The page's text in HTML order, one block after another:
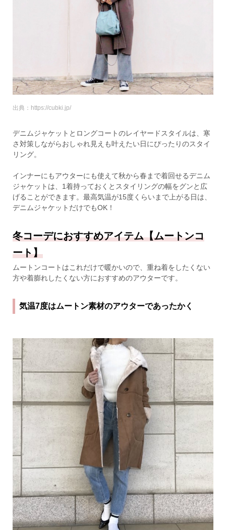
出典：https://cubki.jp/
デニムジャケットとロングコートのレイヤードスタイルは、寒
さ対策しながらおしゃれ見えも叶えたい日にぴったりのスタイ
リング。
インナーにもアウターにも使えて秋から春まで着回せるデニム
ジャケットは、1着持っておくとスタイリングの幅をグンと広
げることができます。最高気温が15度くらいまで上がる日は、
デニムジャケットだけでもOK！
冬コーデにおすすめアイテム【ムートンコ
ート】
ムートンコートはこれだけで暖かいので、重ね着をしたくない
方や着膨れしたくない方におすすめのアウターです。
気温7度はムートン素材のアウターであったかく